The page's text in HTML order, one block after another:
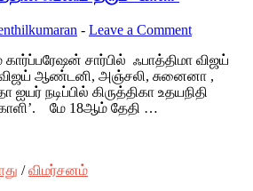
- Leave a Comment
சார்பில் ஃபாத்திமா விஜய்
ஆண்டனி, அஞ்சலி, சுனைனா ,
ஐயர் நடிப்பில் கிருத்திகா உதயநிதி
மே 18ஆம் தேதி …
/விமர்சனம்